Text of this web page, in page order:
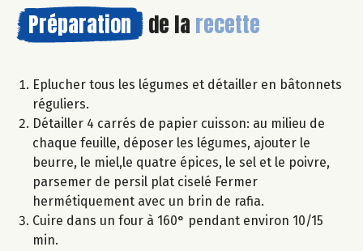
Préparation de la recette
Eplucher tous les légumes et détailler en bâtonnets
réguliers.
Détailler 4 carrés de papier cuisson: au milieu de
chaque feuille, déposer les légumes, ajouter le
beurre, le miel,le quatre épices, le sel et le poivre,
parsemer de persil plat ciselé Fermer
hermétiquement avec un brin de rafia.
Cuire dans un four à 160° pendant environ 10/15
min.